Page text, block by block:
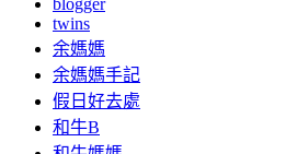
blogger
twins
余媽媽
余媽媽手記
假日好去處
和牛B